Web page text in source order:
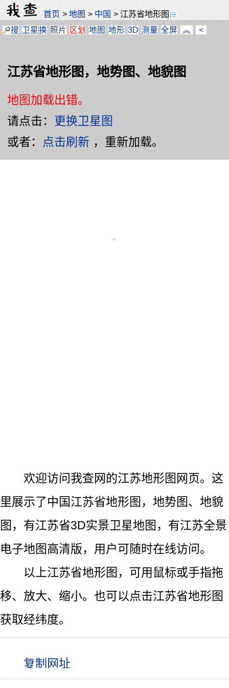
首页 >地图 > 中国 > 江苏省地形图
搜 卫星换 照片 区划 地图 地形 3D 测量 全屏 ︽ <
江苏省地形图，地势图、地貌图
地图加载出错。
请点击： 更换卫星图
或者： 点击刷新 ，重新加载。
欢迎访问我查网的江苏地形图网页。这
里展示了中国江苏省地形图，地势图、地貌
图，有江苏省3D实景卫星地图，有江苏全景
电子地图高清版，用户可随时在线访问。
以上江苏省地形图，可用鼠标或手指拖
移、放大、缩小。也可以点击江苏省地形图
获取经纬度。